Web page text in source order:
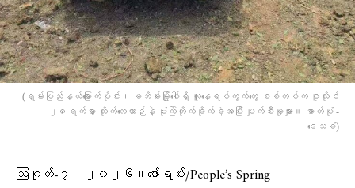
(ရှမ်းပြည်နယ်မြောက်ပိုင်း၊ မဘိမ်းမြို့ပေါ်ရှိ လူနေရပ်ကွက်တွေ စစ်တပ်က ဇူလိုင်
၂၈ရက်မှာ တိုက်လေယာဉ်နဲ့ ဗုံးကြဲတိုက်ခိုက်ခဲ့အပြီး ပျက်စီးမှုများ။ ဓာတ်ပုံ -
ဒေသခံ)
ဩဂုတ်-၇၊၂၀၂၆။ဇော်ရမ်း/People’s Spring